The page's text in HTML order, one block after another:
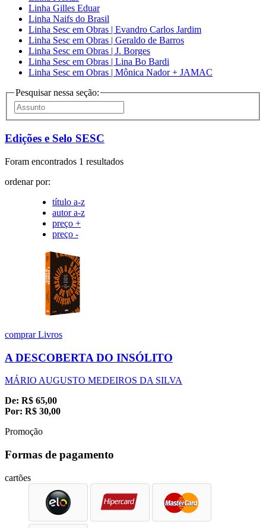
Linha Gilles Eduar
Linha Naifs do Brasil
Linha Sesc em Obras | Evandro Carlos Jardim
Linha Sesc em Obras | Geraldo de Barros
Linha Sesc em Obras | J. Borges
Linha Sesc em Obras | Lina Bo Bardi
Linha Sesc em Obras | Mônica Nador + JAMAC
Pesquisar nessa seção:
Edições e Selo SESC
Foram encontrados 1 resultados
ordenar por:
título a-z
autor a-z
preço +
preço -
comprarLivros
A DESCOBERTA DO INSÓLITO
MÁRIO AUGUSTO MEDEIROS DA SILVA
De: R$ 65,00
Por: R$ 30,00
Promoção
Formas de pagamento
cartões